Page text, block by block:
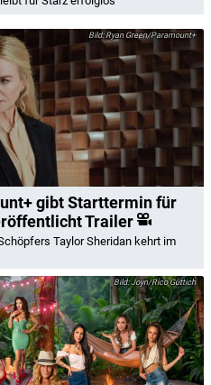
Ryan Green/Paramount+
gibt Starttermin für
Trailer
Taylor Sheridan kehrt im
Joyn/Rico Güttich